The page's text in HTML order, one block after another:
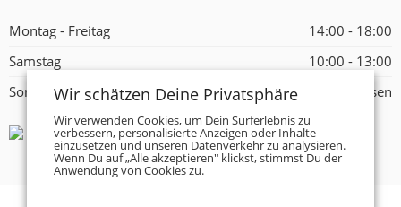
Montag - Freitag
14:00 - 18:00
Samstag
10:00 - 13:00
Sonntag
Geschlossen
Wir schätzen Deine Privatsphäre
Wir verwenden Cookies, um Dein Surferlebnis zu
verbessern, personalisierte Anzeigen oder Inhalte
einzusetzen und unseren Datenverkehr zu analysieren.
Wenn Du auf „Alle akzeptieren" klickst, stimmst Du der
Anwendung von Cookies zu.